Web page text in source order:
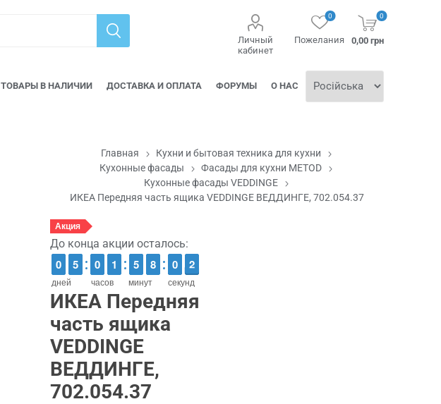
Личный
кабинет
Пожелания
0 0
0,00 грн
ТОВАРЫ В НАЛИЧИИ ДОСТАВКА И ОПЛАТА ФОРУМЫ О НАС
Главная
Кухни и бытовая техника для кухни
Кухонные фасады
Фасады для кухни METOD
Кухонные фасады VEDDINGE
ИКЕА Передняя часть ящика VEDDINGE ВЕДДИНГЕ, 702.054.37
Акция
До конца акции осталось:
дней
9
9
0
0 4
4
5
5
часов
9
9
0
0 1
1
1
1
минут
4
4
5
5 7
7
8
8
секунд
1
0
0 1
1
0
ИКЕА Передняя
часть ящика
VEDDINGE
ВЕДДИНГЕ,
702.054.37